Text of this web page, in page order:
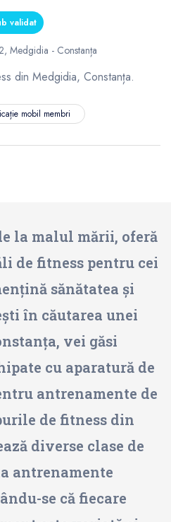
validat
Medgidia - Constanța
din Medgidia, Constanța.
mobil membri
la malul mării, oferă
de fitness pentru cei
sănătatea și
în căutarea unei
vei găsi
cu aparatură de
antrenamente de
de fitness din
diverse clase de
antrenamente
se că fiecare